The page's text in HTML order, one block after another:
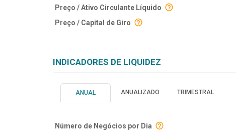
Preço / Ativo Circulante Líquido
Preço / Capital de Giro
INDICADORES DE LIQUIDEZ
ANUAL ANUALIZADO TRIMESTRAL
Número de Negócios por Dia